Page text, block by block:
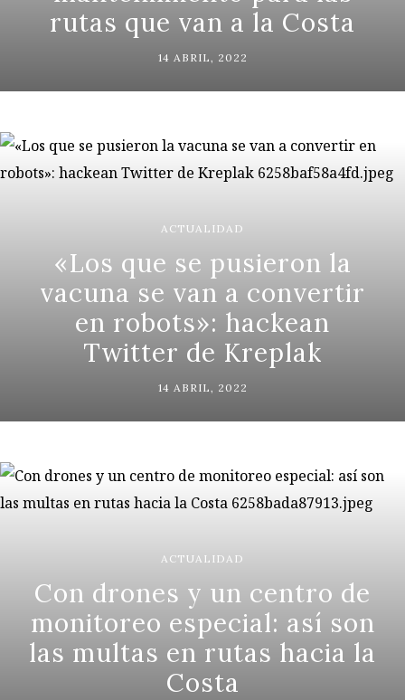
rutas que van a la Costa
14 ABRIL, 2022
ACTUALIDAD
«Los que se pusieron la
vacuna se van a convertir
en robots»: hackean
Twitter de Kreplak
14 ABRIL, 2022
ACTUALIDAD
Con drones y un centro de
monitoreo especial: así son
las multas en rutas hacia la
Costa